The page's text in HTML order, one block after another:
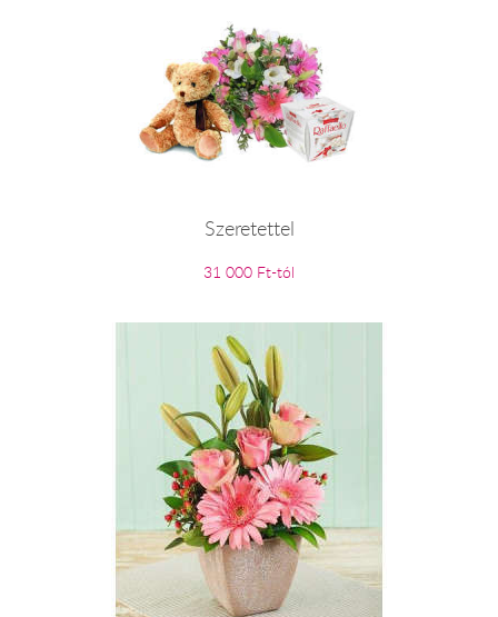
Szeretettel
31 000 Ft-tól